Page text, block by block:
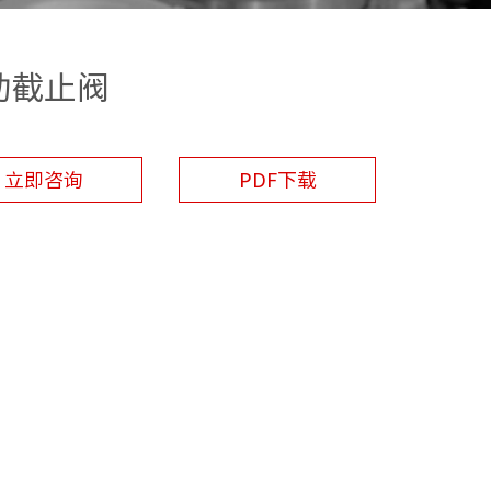
截止阀
立即咨询 PDF下载